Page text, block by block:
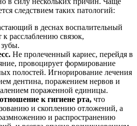
следствием таких патологий:
в деснах воспалительный
расслаблению связок,
Не пролеченный кариес, перейдя в
провоцирует формирование
полостей. Игнорирование лечения
дентина, поражением нервов и
пораженной единицы.
к гигиене рта, что
и скоплению отложений, а
и распространению